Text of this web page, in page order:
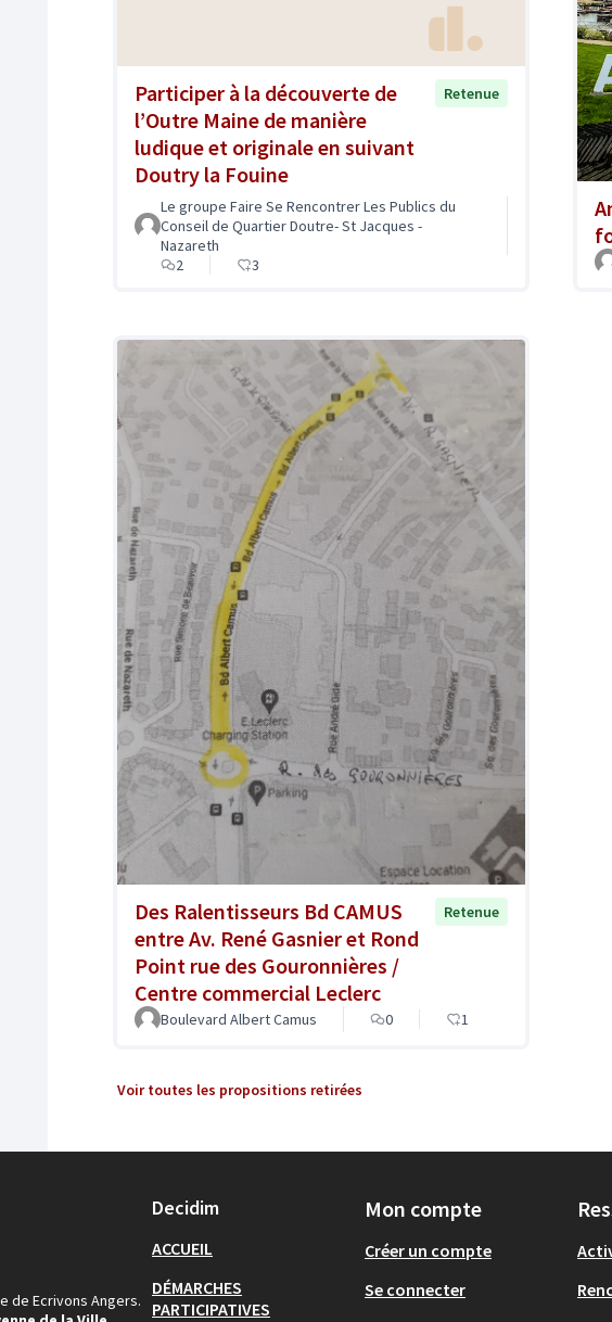
Participer à la découverte de
l’Outre Maine de manière
ludique et originale en suivant
Doutry la Fouine
Retenue
Le groupe Faire Se Rencontrer Les Publics du
Conseil de Quartier Doutre- St Jacques -
Nazareth
2
3
Des Ralentisseurs Bd CAMUS
entre Av. René Gasnier et Rond
Point rue des Gouronnières /
Centre commercial Leclerc
Retenue
Boulevard Albert Camus 0 1
Voir toutes les propositions retirées
de Ecrivons Angers.
Decidim
ACCUEIL
DÉMARCHES
PARTICIPATIVES
Mon compte
Créer un compte
Se connecter